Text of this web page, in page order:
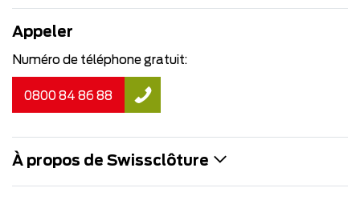
Appeler
Numéro de téléphone gratuit:
0800 84 86 88
À propos de Swissclôture